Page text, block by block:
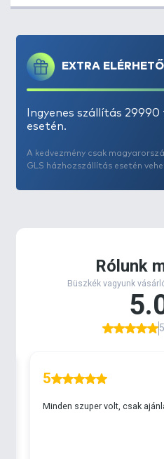
EXTRA
Ingyenes szállítás
esetén.
A kedvezmény csak
GLS házhozszállítás esetén